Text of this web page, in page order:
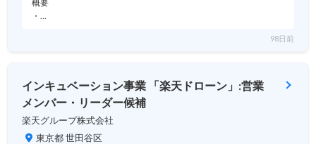
概要
・…
98日前
インキュベーション事業 「楽天ドローン」:営業
メンバー・リーダー候補
楽天グループ株式会社
東京都 世田谷区